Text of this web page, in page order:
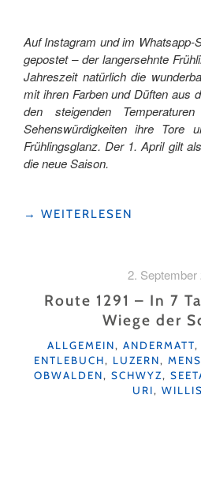
Auf Instagram und im Whatsapp-
gepostet – der langersehnte
Jahreszeit natürlich die
mit ihren Farben und Düften aus
den steigenden
Sehenswürdigkeiten ihre Tore
Frühlingsglanz. Der 1. April gilt
die neue Saison.
"EIN
→ WEITERLESEN
2. September
Route 1291 – In 7
Wiege der
KATEGORIEN
ALLGEMEIN, ANDERMATT,
ENTLEBUCH, LUZERN,
OBWALDEN, SCHWYZ,
URI,